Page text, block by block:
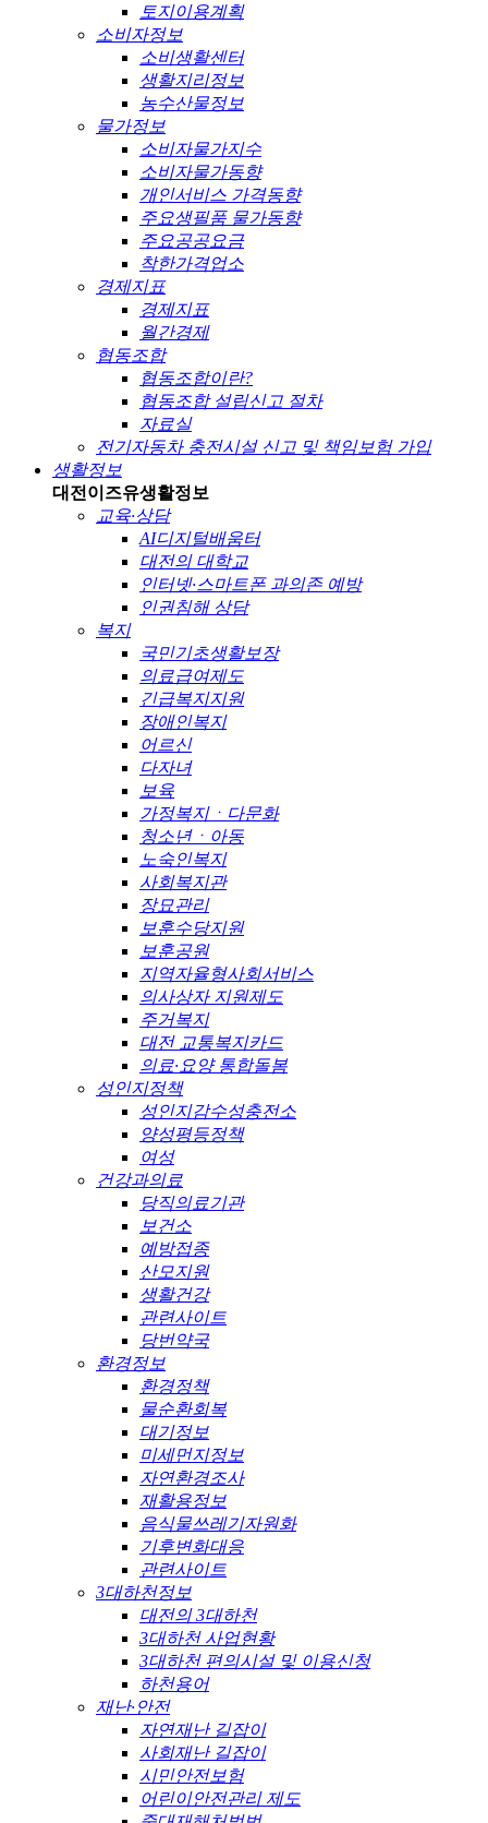
토지이용계획
소비자정보
소비생활센터
생활지리정보
농수산물정보
물가정보
소비자물가지수
소비자물가동향
개인서비스 가격동향
주요생필품 물가동향
주요공공요금
착한가격업소
경제지표
경제지표
월간경제
협동조합
협동조합이란?
협동조합 설립신고 절차
자료실
전기자동차 충전시설 신고 및 책임보험 가입
생활정보
대전이즈유생활정보
교육·상담
AI디지털배움터
대전의 대학교
인터넷·스마트폰 과의존 예방
인권침해 상담
복지
국민기초생활보장
의료급여제도
긴급복지지원
장애인복지
어르신
다자녀
보육
가정복지ㆍ다문화
청소년ㆍ아동
노숙인복지
사회복지관
장묘관리
보훈수당지원
보훈공원
지역자율형사회서비스
의사상자 지원제도
주거복지
대전 교통복지카드
의료·요양 통합돌봄
성인지정책
성인지감수성충전소
양성평등정책
여성
건강과의료
당직의료기관
보건소
예방접종
산모지원
생활건강
관련사이트
당번약국
환경정보
환경정책
물순환회복
대기정보
미세먼지정보
자연환경조사
재활용정보
음식물쓰레기자원화
기후변화대응
관련사이트
3대하천정보
대전의 3대하천
3대하천 사업현황
3대하천 편의시설 및 이용신청
하천용어
재난·안전
자연재난 길잡이
사회재난 길잡이
시민안전보험
어린이안전관리 제도